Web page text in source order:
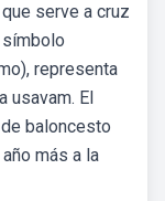
serve a cruz
símbolo
representa
usavam. El
baloncesto
más a la